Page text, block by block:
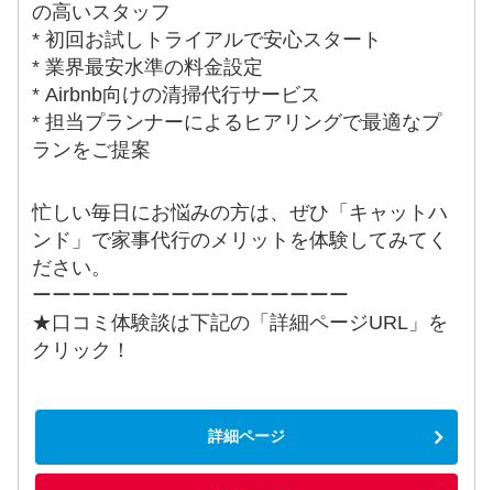
の高いスタッフ
* 初回お試しトライアルで安心スタート
* 業界最安水準の料金設定
* Airbnb向けの清掃代行サービス
* 担当プランナーによるヒアリングで最適なプ
ランをご提案
忙しい毎日にお悩みの方は、ぜひ「キャットハ
ンド」で家事代行のメリットを体験してみてく
ださい。
ーーーーーーーーーーーーーーーー
★口コミ体験談は下記の「詳細ページURL」を
クリック！
詳細ページ